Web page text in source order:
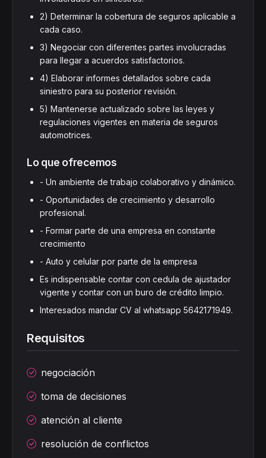
2) Determinar la cobertura de seguros aplicable a
cada caso.
3) Negociar con diferentes partes involucradas
para llegar a acuerdos satisfactorios.
4) Elaborar informes detallados sobre cada
siniestro para su posterior revisión.
5) Mantenerse actualizado sobre las leyes y
regulaciones vigentes en materia de seguros
automotrices.
Lo que ofrecemos
- Un ambiente de trabajo colaborativo y dinámico.
- Oportunidades de crecimiento y desarrollo
profesional.
- Formar parte de una empresa en constante
crecimiento
- Auto y celular por parte de la empresa
Es indispensable contar con cedula de ajustador
vigente y contar con un buro de crédito limpio.
Interesados mandar CV al whatsapp 5642171949.
Requisitos
negociación
toma de decisiones
atención al cliente
resolución de conflictos